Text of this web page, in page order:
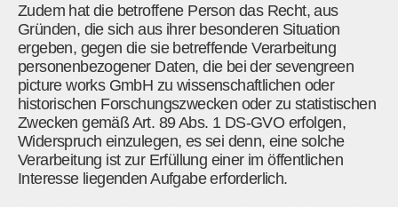
Zudem hat die betroffene Person das Recht, aus
Gründen, die sich aus ihrer besonderen Situation
ergeben, gegen die sie betreffende Verarbeitung
personenbezogener Daten, die bei der sevengreen
picture works GmbH zu wissenschaftlichen oder
historischen Forschungszwecken oder zu statistischen
Zwecken gemäß Art. 89 Abs. 1 DS-GVO erfolgen,
Widerspruch einzulegen, es sei denn, eine solche
Verarbeitung ist zur Erfüllung einer im öffentlichen
Interesse liegenden Aufgabe erforderlich.